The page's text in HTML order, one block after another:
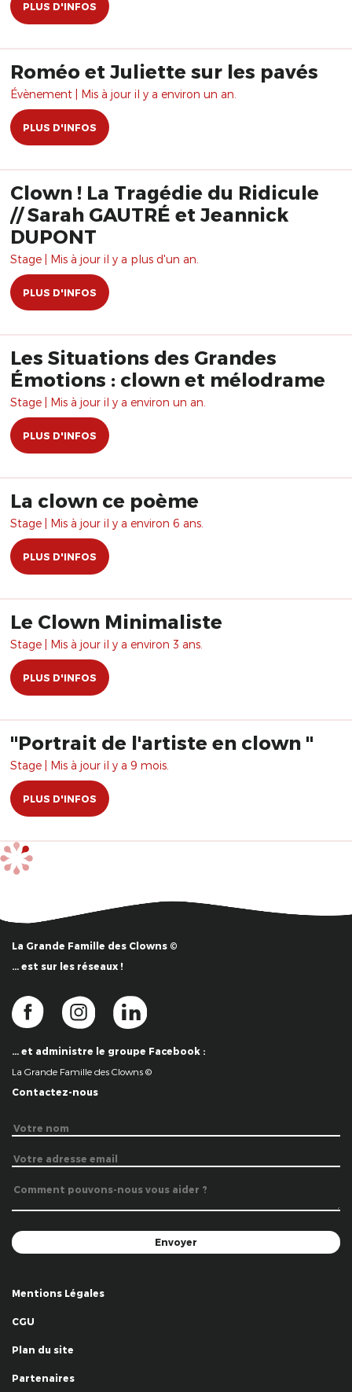
PLUS D'INFOS
Roméo et Juliette sur les pavés
Évènement | Mis à jour il y a environ un an.
PLUS D'INFOS
Clown ! La Tragédie du Ridicule
// Sarah GAUTRÉ et Jeannick
DUPONT
Stage | Mis à jour il y a plus d'un an.
PLUS D'INFOS
Les Situations des Grandes
Émotions : clown et mélodrame
Stage | Mis à jour il y a environ un an.
PLUS D'INFOS
La clown ce poème
Stage | Mis à jour il y a environ 6 ans.
PLUS D'INFOS
Le Clown Minimaliste
Stage | Mis à jour il y a environ 3 ans.
PLUS D'INFOS
"Portrait de l'artiste en clown "
Stage | Mis à jour il y a 9 mois.
PLUS D'INFOS
La Grande Famille des Clowns ©
… est sur les réseaux !
… et administre le groupe Facebook :
La Grande Famille des Clowns ©
Contactez-nous
Mentions Légales
CGU
Plan du site
Partenaires